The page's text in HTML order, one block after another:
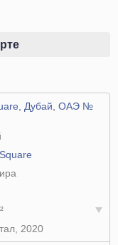
Дубай, ОАЭ №
2020